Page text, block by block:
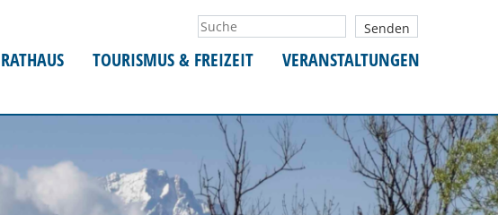
RATHAUS TOURISMUS & FREIZEIT VERANSTALTUNGEN